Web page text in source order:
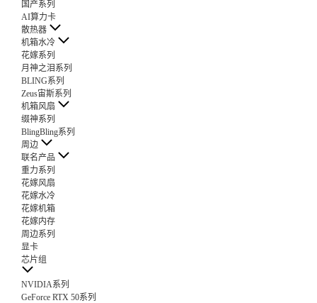
国产系列
AI算力卡
散热器
机箱水冷
花嫁系列
月神之泪系列
BLING系列
Zeus宙斯系列
机箱风扇
缀神系列
BlingBling系列
周边
联名产品
重力系列
花嫁风扇
花嫁水冷
花嫁机箱
花嫁内存
周边系列
显卡
芯片组
NVIDIA系列
GeForce RTX 50系列